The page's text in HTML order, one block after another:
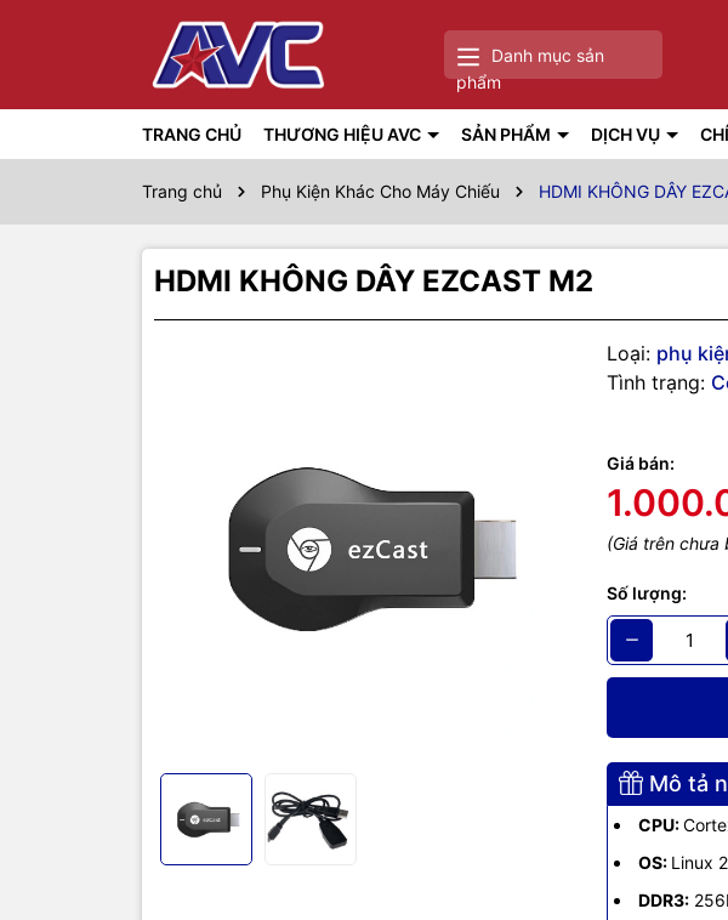
Danh mục sản
phẩm
TRANG CHỦ THƯƠNG HIỆU AVC SẢN PHẨM DỊCH VỤ
Trang chủ Phụ Kiện Khác Cho Máy Chiếu HDMI KHÔNG DÂY
HDMI KHÔNG DÂY EZCAST M2
Loại: phụ
Tình trạng:
Giá bán:
(Giá trên chưa
Số lượng:
Mô tả
CPU:
OS: Linux
DDR3:
Ezcast
Nand
Linux
DLNA,